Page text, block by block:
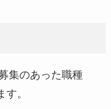
集のあった職種
。